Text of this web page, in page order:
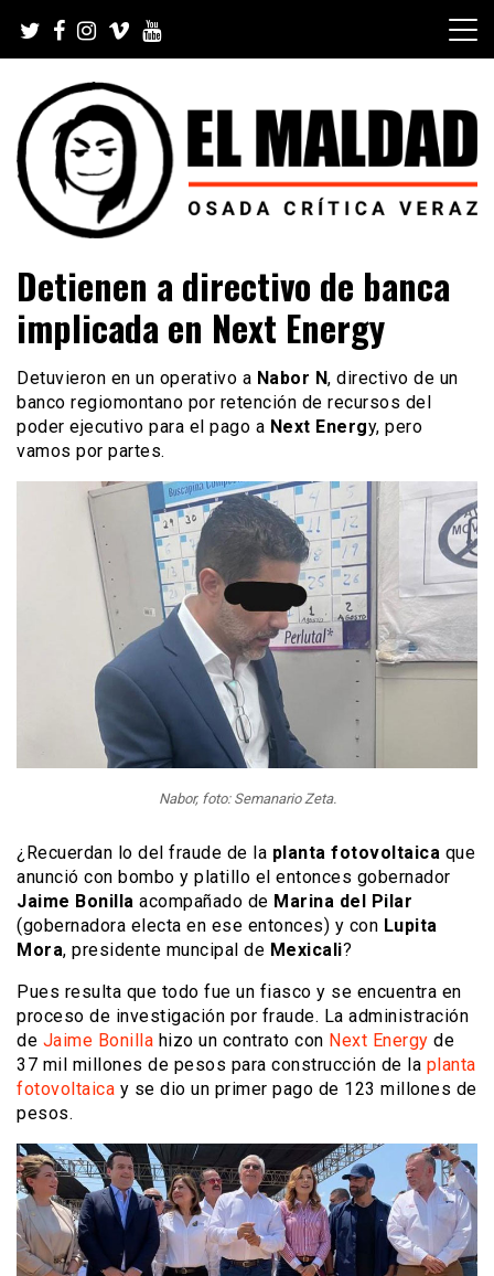
content
El Maldad
Viral y Youtube
Detienen a directivo de banca
implicada en Next Energy
Detuvieron en un operativo a Nabor N, directivo de un
banco regiomontano por retención de recursos del
poder ejecutivo para el pago a Next Energy, pero
vamos por partes.
Nabor, foto: Semanario Zeta.
¿Recuerdan lo del fraude de la planta fotovoltaica que
anunció con bombo y platillo el entonces gobernador
Jaime Bonilla acompañado de Marina del Pilar
(gobernadora electa en ese entonces) y con Lupita
Mora, presidente muncipal de Mexicali?
Pues resulta que todo fue un fiasco y se encuentra en
proceso de investigación por fraude. La administración
de Jaime Bonilla hizo un contrato con Next Energy de
37 mil millones de pesos para construcción de la planta
fotovoltaica y se dio un primer pago de 123 millones de
pesos.